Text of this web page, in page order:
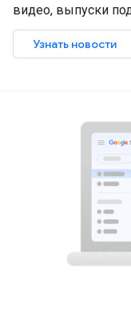
видео, выпуски
Узнать новости